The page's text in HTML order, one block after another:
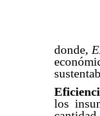
donde,
los